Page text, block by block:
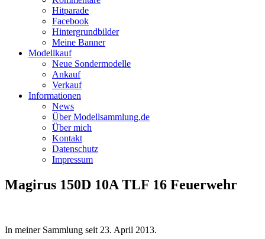
Hitparade
Facebook
Hintergrundbilder
Meine Banner
Modellkauf
Neue Sondermodelle
Ankauf
Verkauf
Informationen
News
Über Modellsammlung.de
Über mich
Kontakt
Datenschutz
Impressum
Magirus 150D 10A TLF 16 Feuerwehr
In meiner Sammlung seit 23. April 2013.